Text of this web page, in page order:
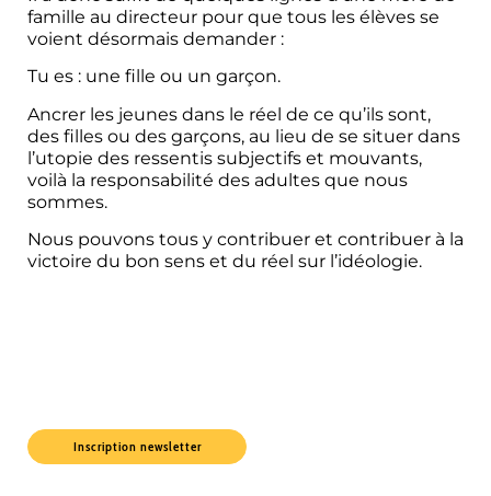
famille au directeur pour que tous les élèves se
voient désormais demander :
Tu es : une fille ou un garçon.
Ancrer les jeunes dans le réel de ce qu’ils sont,
des filles ou des garçons, au lieu de se situer dans
l’utopie des ressentis subjectifs et mouvants,
voilà la responsabilité des adultes que nous
sommes.
Nous pouvons tous y contribuer et contribuer à la
victoire du bon sens et du réel sur l’idéologie.
Inscription newsletter